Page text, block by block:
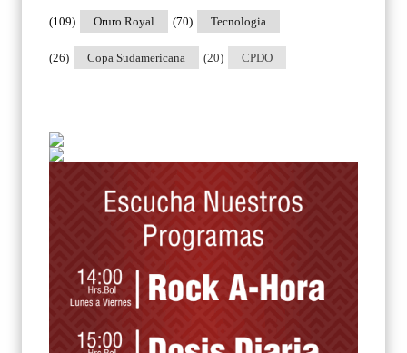
Oruro Royal
(109) Tecnologia
(70)
Copa Sudamericana
(26) CPDO
(20)